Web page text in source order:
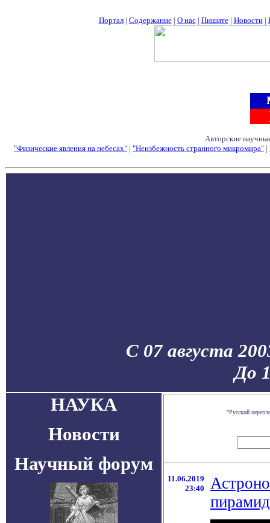
Портал| Содержание| О нас| Пишите| Новости|
Авторские
"Физические явления на небесах" | "Неизбежность странного микромира" |
С 07 августа
До
НАУКА
Новости
Научный форум
"Русский
11.06.2019
23:40